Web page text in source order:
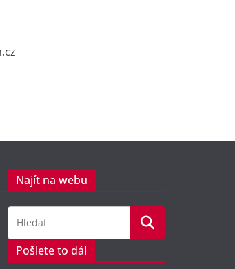
Najít na webu
Pošlete to dál